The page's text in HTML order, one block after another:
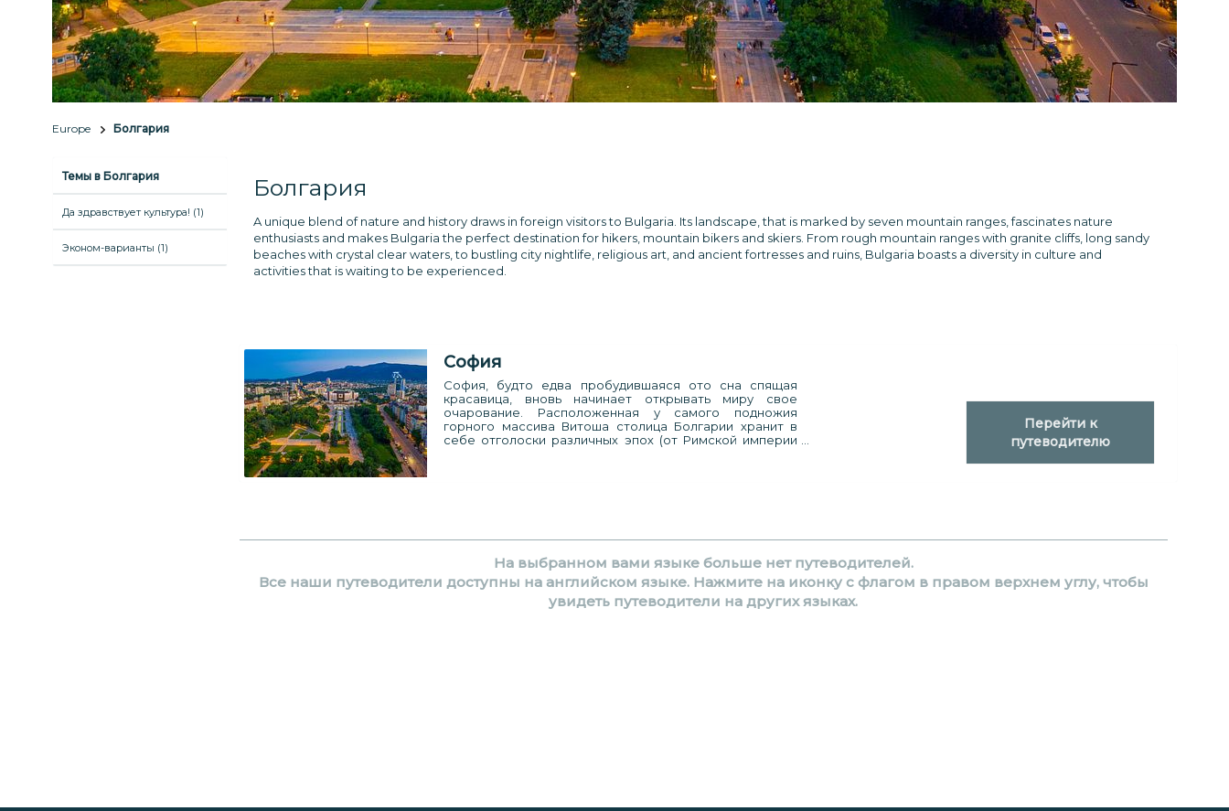
Europe Болгария
Темы в Болгария
Да здравствует культура! (1)
Эконом-варианты (1)
Болгария
A unique blend of nature and history draws in foreign visitors to Bulgaria. Its landscape, that is marked by seven mountain ranges, fascinates nature
enthusiasts and makes Bulgaria the perfect destination for hikers, mountain bikers and skiers. From rough mountain ranges with granite cliffs, long sandy
beaches with crystal clear waters, to bustling city nightlife, religious art, and ancient fortresses and ruins, Bulgaria boasts a diversity in culture and
activities that is waiting to be experienced.
София
София, будто едва пробудившаяся ото сна спящая
красавица, вновь начинает открывать миру свое
очарование. Расположенная у самого подножия
горного массива Витоша столица Болгарии хранит в
себе отголоски различных эпох (от Римской империи
Перейти к
путеводителю
На выбранном вами языке больше нет путеводителей.
Все наши путеводители доступны на английском языке. Нажмите на иконку с флагом в правом верхнем углу, чтобы
увидеть путеводители на других языках.